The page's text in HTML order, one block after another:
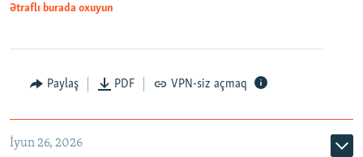
Auto 240p 360p 480p
720p 1080p
Ətraflı burada oxuyun
Paylaş PDF VPN-siz açmaq
İyun 26, 2026